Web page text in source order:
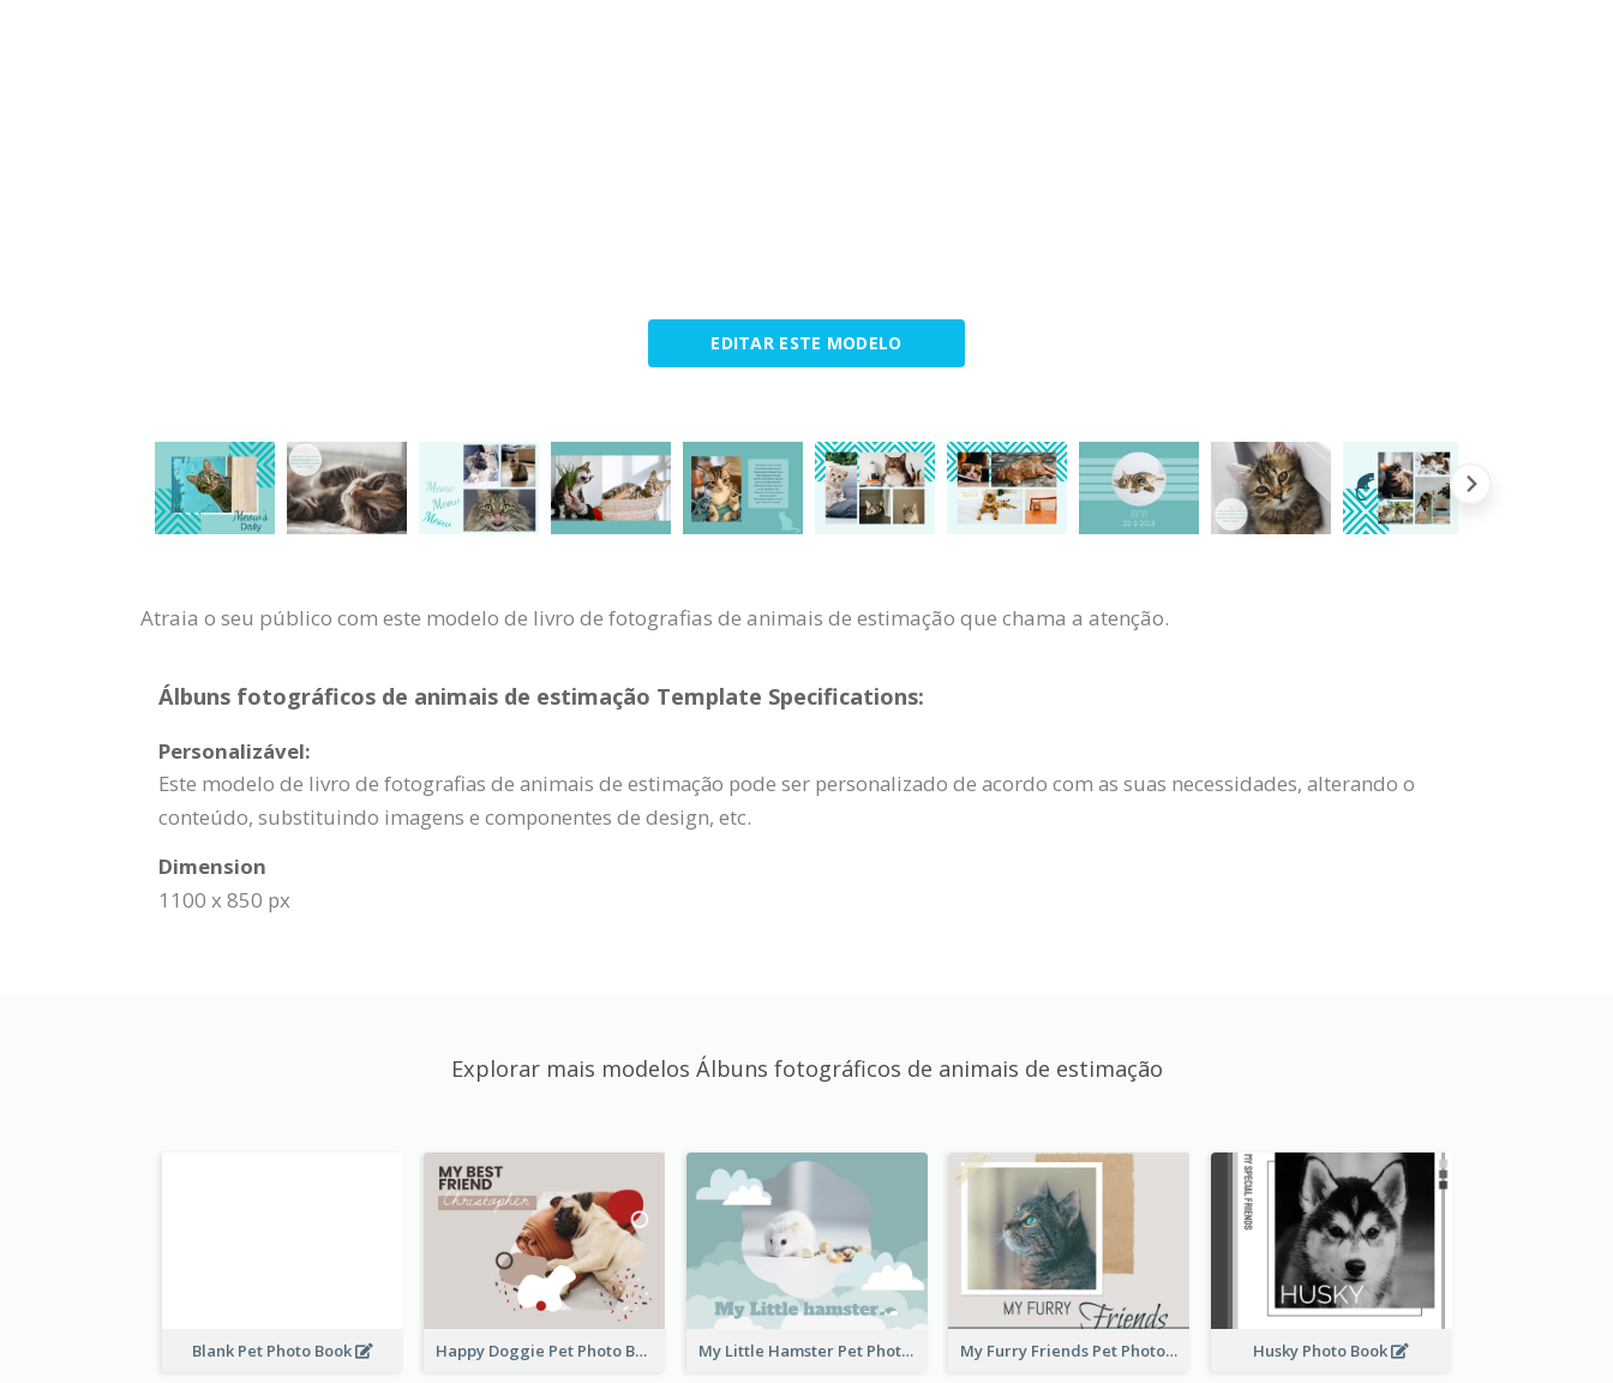
EDITAR ESTE MODELO
Atraia o seu público com este modelo de livro de fotografias de animais de estimação que chama a atenção.
Álbuns fotográficos de animais de estimação Template Specifications:
Personalizável:
Este modelo de livro de fotografias de animais de estimação pode ser personalizado de acordo com as suas necessidades, alterando o
conteúdo, substituindo imagens e componentes de design, etc.
Dimension
1100 x 850 px
Explorar mais modelos Álbuns fotográficos de animais de estimação
Blank Pet Photo Book Happy Doggie Pet Photo Book My Little Hamster Pet Photo Book My Furry Friends Pet Photo Book Husky Photo Book